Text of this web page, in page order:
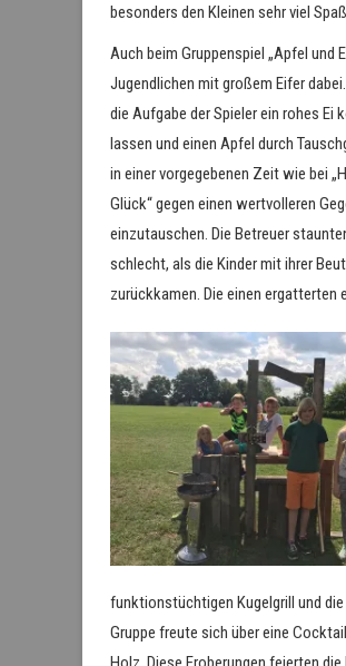
besonders den Kleinen sehr viel
Auch beim Gruppenspiel „Apfel und
Jugendlichen mit großem Eifer
die Aufgabe der Spieler ein rohes Ei
lassen und einen Apfel durch
in einer vorgegebenen Zeit wie bei
Glück“ gegen einen wertvolleren
einzutauschen. Die Betreuer
schlecht, als die Kinder mit ihrer
zurückkamen. Die einen ergatterten
funktionstüchtigen Kugelgrill und
Gruppe freute sich über eine